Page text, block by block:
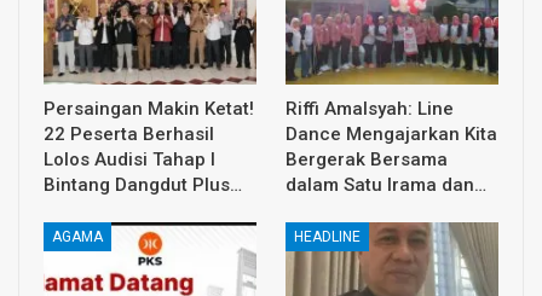
Persaingan Makin Ketat!
22 Peserta Berhasil
Lolos Audisi Tahap I
Bintang Dangdut Plus…
Riffi Amalsyah: Line
Dance Mengajarkan Kita
Bergerak Bersama
dalam Satu Irama dan…
AGAMA HEADLINE